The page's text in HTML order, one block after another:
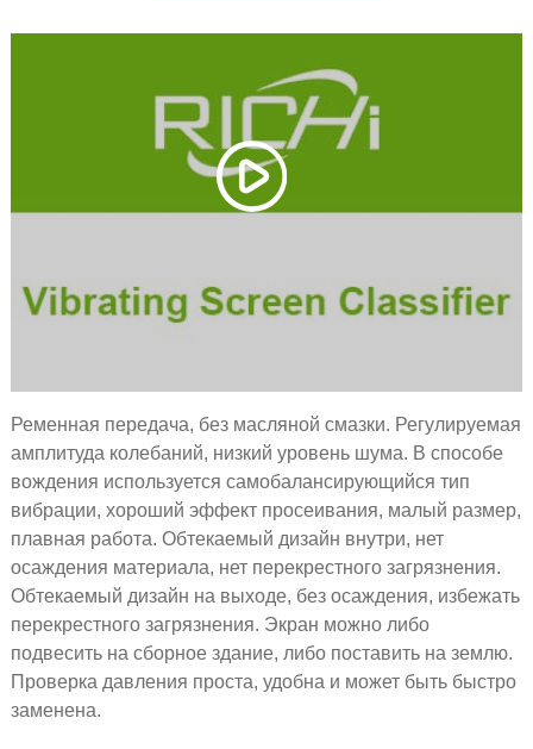
Ременная передача, без масляной смазки. Регулируемая
амплитуда колебаний, низкий уровень шума. В способе
вождения используется самобалансирующийся тип
вибрации, хороший эффект просеивания, малый размер,
плавная работа. Обтекаемый дизайн внутри, нет
осаждения материала, нет перекрестного загрязнения.
Обтекаемый дизайн на выходе, без осаждения, избежать
перекрестного загрязнения. Экран можно либо
подвесить на сборное здание, либо поставить на землю.
Проверка давления проста, удобна и может быть быстро
заменена.